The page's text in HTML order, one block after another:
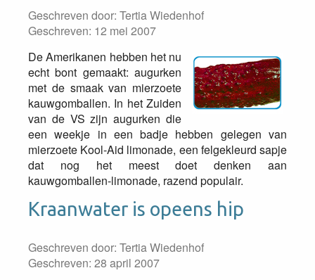
Geschreven door: Tertia Wiedenhof
Geschreven: 12 mei 2007
De Amerikanen hebben het nu
echt bont gemaakt: augurken
met de smaak van mierzoete
kauwgomballen. In het Zuiden
van de VS zijn augurken die
een weekje in een badje hebben gelegen van
mierzoete Kool-Aid limonade, een felgekleurd sapje
dat nog het meest doet denken aan
kauwgomballen-limonade, razend populair.
Kraanwater is opeens hip
Geschreven door: Tertia Wiedenhof
Geschreven: 28 april 2007